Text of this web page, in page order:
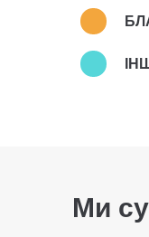
Ми